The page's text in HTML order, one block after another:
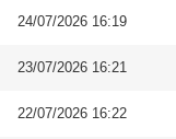
24/07/2026 16:19
23/07/2026 16:21
22/07/2026 16:22